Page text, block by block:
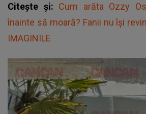
Citește și: Cum arăta Ozzy
înainte să moară? Fanii nu își
IMAGINILE